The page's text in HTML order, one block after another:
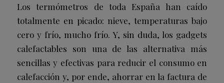
Los termómetros de toda España han caído
totalmente en picado: nieve, temperaturas bajo
cero y frío, mucho frío. Y, sin duda, los gadgets
calefactables son una de las alternativa más
sencillas y efectivas para reducir el consumo en
calefacción y, por ende, ahorrar en la factura de